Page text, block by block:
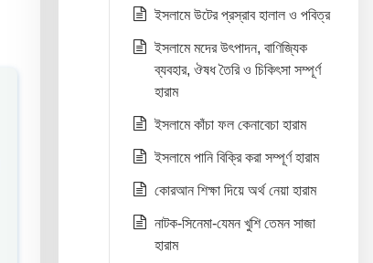
ইসলামে উটের প্রস্রাব হালাল ও পবিত্র
ইসলামে মদের উৎপাদন, বাণিজ্যিক
ব্যবহার, ঔষধ তৈরি ও চিকিৎসা সম্পূর্ণ
হারাম
ইসলামে কাঁচা ফল কেনাবেচা হারাম
ইসলামে পানি বিক্রি করা সম্পূর্ণ হারাম
কোরআন শিক্ষা দিয়ে অর্থ নেয়া হারাম
নাটক-সিনেমা-যেমন খুশি তেমন সাজা
হারাম